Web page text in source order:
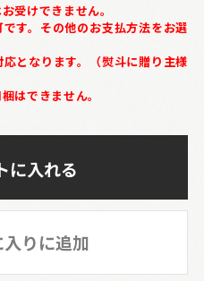
受けできません。
す。その他のお支払方法をお選
となります。（熨斗に贈り主様
はできません。
に入れる
りに追加